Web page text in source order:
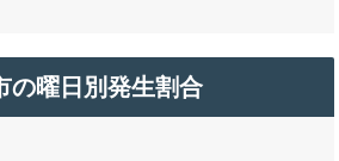
の曜日別発生割合